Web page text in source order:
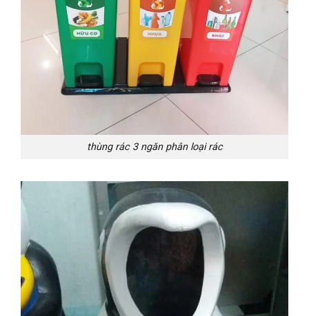
thùng rác 3 ngăn phân loại rác